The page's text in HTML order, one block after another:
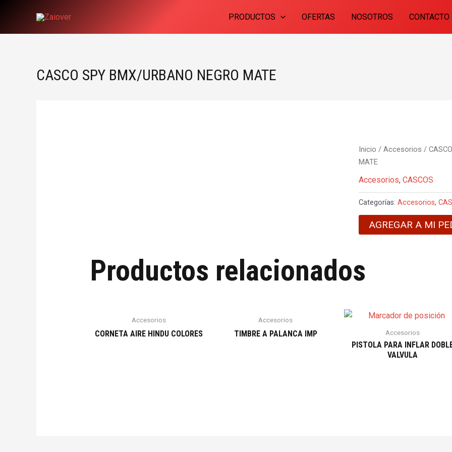
PRODUCTOS OFERTAS NOSOTROS CONTACTO
CASCO SPY BMX/URBANO NEGRO MATE
Inicio /Accesorios /
MATE
Accesorios,CASCOS
Categorías:Accesorios,
AGREGAR A MI
Productos relacionados
Accesorios
CORNETA AIRE HINDU COLORES
Accesorios
TIMBRE A PALANCA IMP Accesorios
PISTOLA PARA INFLAR
VALVULA